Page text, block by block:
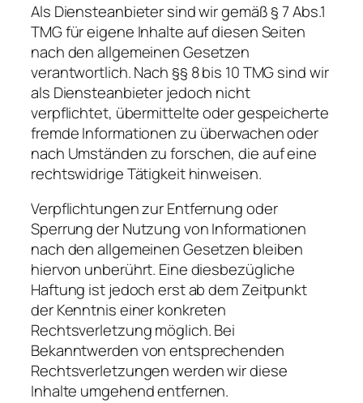
Als Diensteanbieter sind wir gemäß § 7 Abs.1
TMG für eigene Inhalte auf diesen Seiten
nach den allgemeinen Gesetzen
verantwortlich. Nach §§ 8 bis 10 TMG sind wir
als Diensteanbieter jedoch nicht
verpflichtet, übermittelte oder gespeicherte
fremde Informationen zu überwachen oder
nach Umständen zu forschen, die auf eine
rechtswidrige Tätigkeit hinweisen.
Verpflichtungen zur Entfernung oder
Sperrung der Nutzung von Informationen
nach den allgemeinen Gesetzen bleiben
hiervon unberührt. Eine diesbezügliche
Haftung ist jedoch erst ab dem Zeitpunkt
der Kenntnis einer konkreten
Rechtsverletzung möglich. Bei
Bekanntwerden von entsprechenden
Rechtsverletzungen werden wir diese
Inhalte umgehend entfernen.